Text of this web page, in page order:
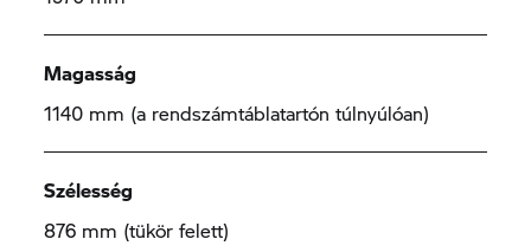
Magasság
1140 mm (a rendszámtáblatartón túlnyúlóan)
Szélesség
876 mm (tükör felett)